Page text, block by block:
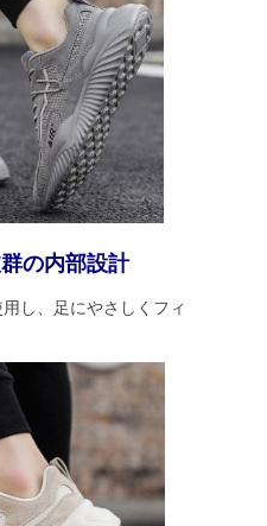
の内部設計
し、足にやさしくフィ